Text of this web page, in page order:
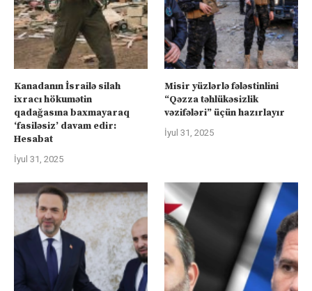
Kanadanın İsrailə silah
ixracı hökumətin
qadağasına baxmayaraq
‘fasiləsiz’ davam edir:
Hesabat
İyul 31, 2025
Misir yüzlərlə fələstinlini
“Qəzza təhlükəsizlik
vəzifələri” üçün hazırlayır
İyul 31, 2025